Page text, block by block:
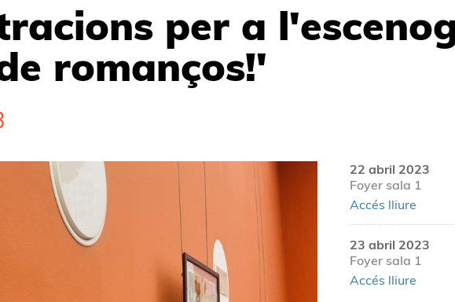
per a
romanços!'
22 abril 2023
Foyer sala 1
Accés lliure
23 abril 2023
Foyer sala 1
Accés lliure